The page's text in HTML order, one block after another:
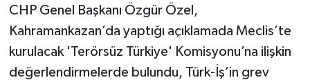
CHP Genel Başkanı Özgür Özel,
Kahramankazan’da yaptığı açıklamada Meclis’te
kurulacak 'Terörsüz Türkiye' Komisyonu’na ilişkin
değerlendirmelerde bulundu, Türk-İş’in grev